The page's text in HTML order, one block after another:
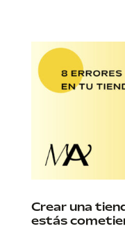
Crear una
estás